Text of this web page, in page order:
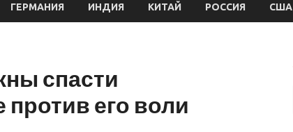
ГЕРМАНИЯ ИНДИЯ КИТАЙ РОССИЯ США
спасти
его воли